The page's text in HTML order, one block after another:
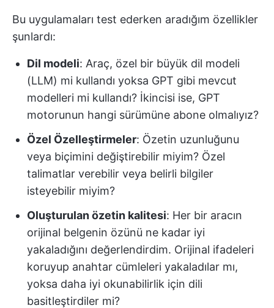
Bu uygulamaları test ederken aradığım özellikler
şunlardı:
Dil modeli: Araç, özel bir büyük dil modeli
(LLM) mi kullandı yoksa GPT gibi mevcut
modelleri mi kullandı? İkincisi ise, GPT
motorunun hangi sürümüne abone olmalıyız?
Özel Özelleştirmeler: Özetin uzunluğunu
veya biçimini değiştirebilir miyim? Özel
talimatlar verebilir veya belirli bilgiler
isteyebilir miyim?
Oluşturulan özetin kalitesi: Her bir aracın
orijinal belgenin özünü ne kadar iyi
yakaladığını değerlendirdim. Orijinal ifadeleri
koruyup anahtar cümleleri yakaladılar mı,
yoksa daha iyi okunabilirlik için dili
basitleştirdiler mi?